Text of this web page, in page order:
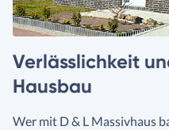
Verlässlichkeit
Hausbau
Wer mit D & L Massivhaus